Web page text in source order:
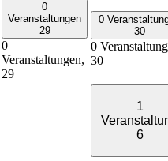
0
Veranstaltungen
29
0
Veranstaltungen,
29
0
30
0
30
1
6